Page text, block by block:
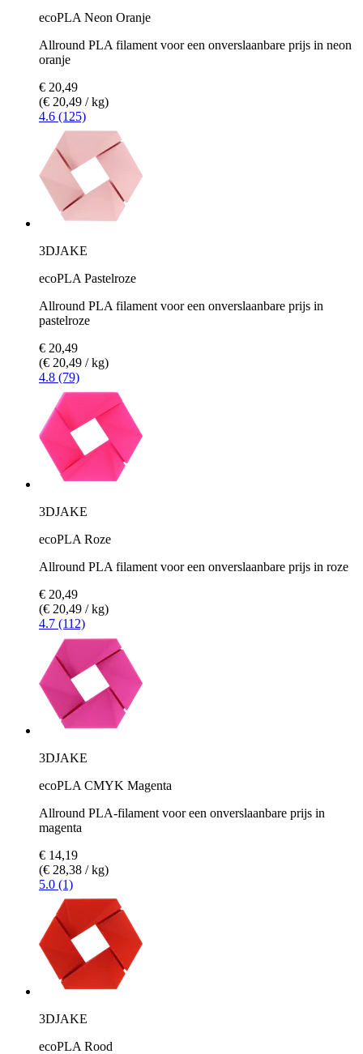
ecoPLA Neon Oranje
Allround PLA filament voor een onverslaanbare prijs in neon
oranje
€ 20,49
(€ 20,49 / kg)
4.6 (125)
3DJAKE
ecoPLA Pastelroze
Allround PLA filament voor een onverslaanbare prijs in
pastelroze
€ 20,49
(€ 20,49 / kg)
4.8 (79)
3DJAKE
ecoPLA Roze
Allround PLA filament voor een onverslaanbare prijs in roze
€ 20,49
(€ 20,49 / kg)
4.7 (112)
3DJAKE
ecoPLA CMYK Magenta
Allround PLA-filament voor een onverslaanbare prijs in
magenta
€ 14,19
(€ 28,38 / kg)
5.0 (1)
3DJAKE
ecoPLA Rood